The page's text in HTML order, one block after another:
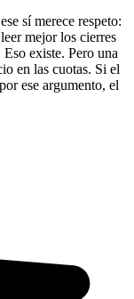
sí merece respeto:
mejor los cierres
existe. Pero una
en las cuotas. Si el
ese argumento, el